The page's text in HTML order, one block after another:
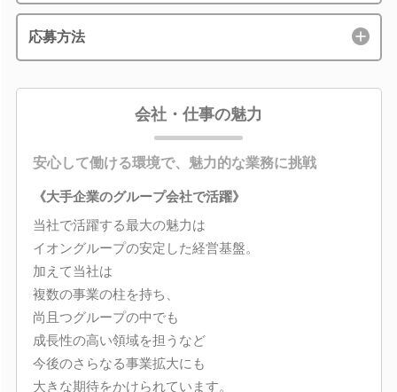
応募方法
会社・仕事の魅力
安心して働ける環境で、魅力的な業務に挑戦
《大手企業のグループ会社で活躍》
当社で活躍する最大の魅力は
イオングループの安定した経営基盤。
加えて当社は
複数の事業の柱を持ち、
尚且つグループの中でも
成長性の高い領域を担うなど
今後のさらなる事業拡大にも
大きな期待をかけられています。